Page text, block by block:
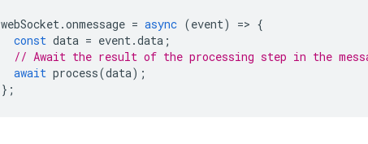
webSocket.onmessage = async (event) => {
const data = event.data ;
// Await the result of the processing step in the
await process(data);
};